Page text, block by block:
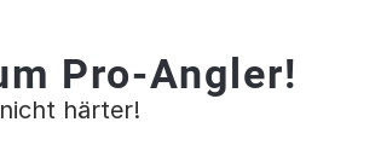
Pro-Angler!
härter!